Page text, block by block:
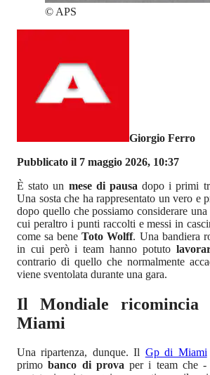
© APS
Giorgio Ferro
Pubblicato il 7 maggio 2026, 10:37
È stato un mese di pausa dopo i primi
Una sosta che ha rappresentato un vero e
dopo quello che possiamo considerare
cui peraltro i punti raccolti e messi in
come sa beneToto Wolff. Una bandiera
in cui però i team hanno potuto
contrario di quello che normalmente
viene sventolata durante una gara.
Il Mondiale ricomincia
Miami
Una ripartenza, dunque. Il Gp di Miami
primobanco di provaper i team che -